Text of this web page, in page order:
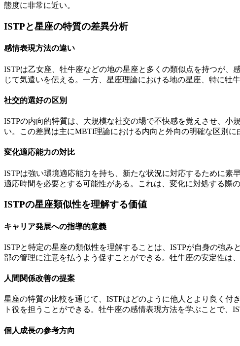
態度に非常に近い。
ISTPと星座の特質の差異分析
感情表現方法の違い
ISTPは乙女座、牡牛座などの地の星座と多くの類似点を持つが
じて気遣いを伝える。一方、星座理論における地の星座、特に牡
社交的選好の区別
ISTPの内向的特質は、大規模な社交の場で不快感を覚えさせ、
い。この差異は主にMBTI理論における内向と外向の明確な区別に
変化適応能力の対比
ISTPは強い環境適応能力を持ち、新たな状況に対応するために
適応時間を必要とする可能性がある。これは、変化に対処する際
ISTPの星座類似性を理解する価値
キャリア発展への指導的意義
ISTPと特定の星座の類似性を理解することは、ISTPが自身の強
部の管理に注意を払うよう促すことができる。牡牛座の安定性は
人間関係改善の提案
星座の特質の比較を通じて、ISTPはどのように他人とより良く
ト役を担うことができる。牡牛座の感情表現方法を学ぶことで、
個人成長の参考方向